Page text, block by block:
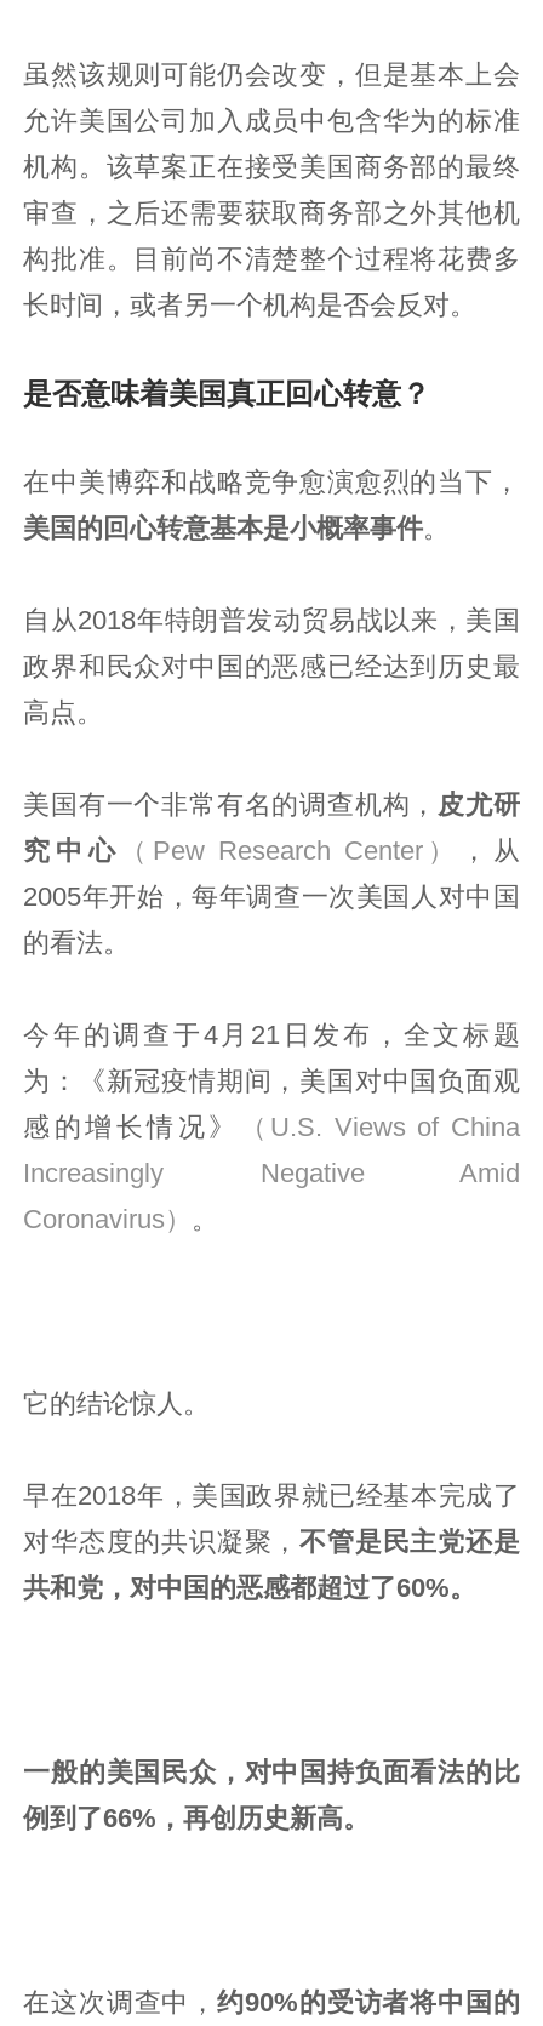
虽然该规则可能仍会改变，但是基本上会
允许美国公司加入成员中包含华为的标准
机构。该草案正在接受美国商务部的最终
审查，之后还需要获取商务部之外其他机
构批准。目前尚不清楚整个过程将花费多
长时间，或者另一个机构是否会反对。
是否意味着美国真正回心转意？
在中美博弈和战略竞争愈演愈烈的当下，
美国的回心转意基本是小概率事件。
自从2018年特朗普发动贸易战以来，美国
政界和民众对中国的恶感已经达到历史最
高点。
美国有一个非常有名的调查机构， 皮尤研
究中心
（Pew Research Center）
，从
2005年开始，每年调查一次美国人对中国
的看法。
今年的调查于4月21日发布，全文标题
为：《新冠疫情期间，美国对中国负面观
感的增长情况》
（U.S. Views of China
Increasingly Negative Amid
Coronavirus） 。
它的结论惊人。
早在2018年，美国政界就已经基本完成了
对华态度的共识凝聚，不管是民主党还是
共和党，对中国的恶感都超过了60%。
一般的美国民众，对中国持负面看法的比
例到了66%，再创历史新高。
在这次调查中，约90%的受访者将中国的